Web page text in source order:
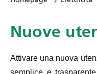
Nuove
Attivare una nuova